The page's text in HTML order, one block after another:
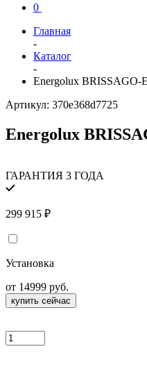
0
Главная
-
Каталог
-
Energolux BRISSAGO-
Артикул: 370e368d7725
Energolux
ГАРАНТИЯ 3 ГОДА
299 915 ₽
Установка
от 14999 руб.
купить сейчас